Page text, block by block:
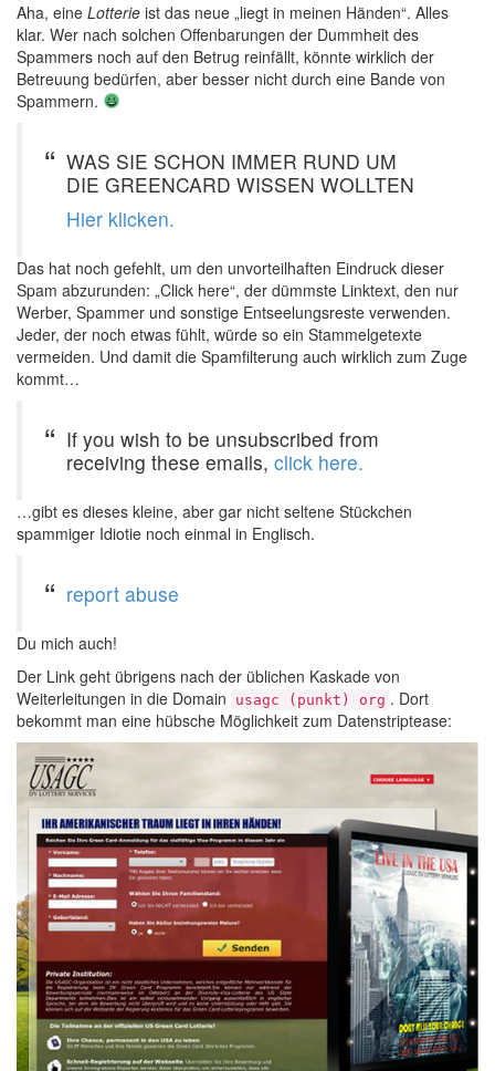
Aha, eine Lotterie ist das neue „liegt in meinen Händen“. Alles
klar. Wer nach solchen Offenbarungen der Dummheit des
Spammers noch auf den Betrug reinfällt, könnte wirklich der
Betreuung bedürfen, aber besser nicht durch eine Bande von
Spammern.
WAS SIE SCHON IMMER RUND UM
DIE GREENCARD WISSEN WOLLTEN
Hier klicken.
Das hat noch gefehlt, um den unvorteilhaften Eindruck dieser
Spam abzurunden: „Click here“, der dümmste Linktext, den nur
Werber, Spammer und sonstige Entseelungsreste verwenden.
Jeder, der noch etwas fühlt, würde so ein Stammelgetexte
vermeiden. Und damit die Spamfilterung auch wirklich zum Zuge
kommt…
If you wish to be unsubscribed from
receiving these emails, click here.
…gibt es dieses kleine, aber gar nicht seltene Stückchen
spammiger Idiotie noch einmal in Englisch.
report abuse
Du mich auch!
Der Link geht übrigens nach der üblichen Kaskade von
Weiterleitungen in die Domain
usagc (punkt) org . Dort
bekommt man eine hübsche Möglichkeit zum Datenstriptease: